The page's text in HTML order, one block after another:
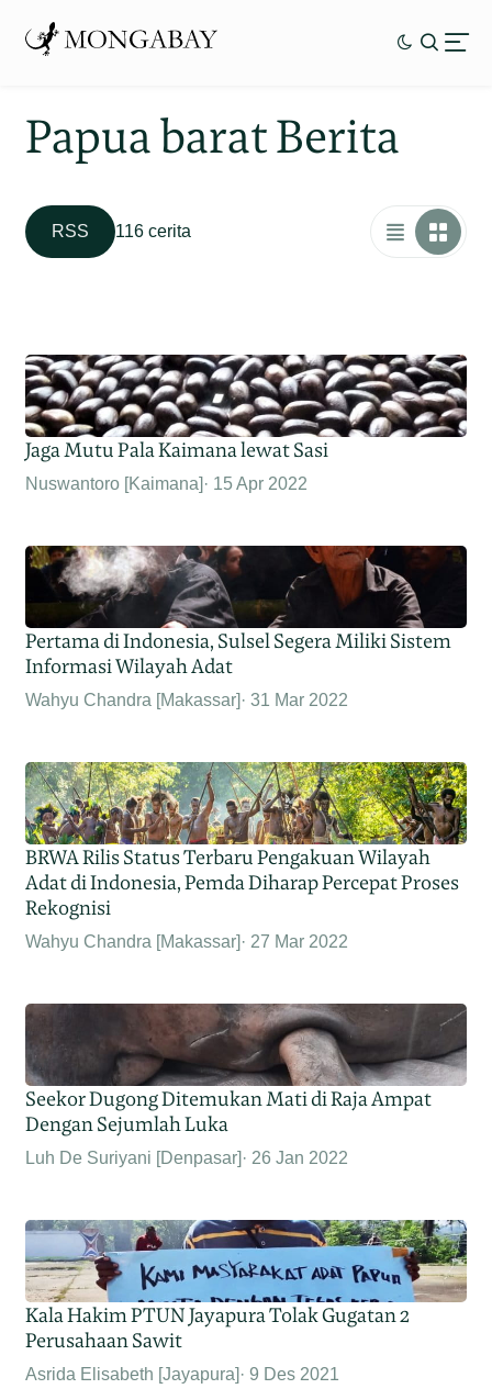
Papua barat Berita
RSS 116 cerita
Jaga Mutu Pala Kaimana lewat Sasi
Nuswantoro [Kaimana] 15 Apr 2022
Pertama di Indonesia, Sulsel Segera Miliki Sistem
Informasi Wilayah Adat
Wahyu Chandra [Makassar] 31 Mar 2022
BRWA Rilis Status Terbaru Pengakuan Wilayah
Adat di Indonesia, Pemda Diharap Percepat Proses
Rekognisi
Wahyu Chandra [Makassar] 27 Mar 2022
Seekor Dugong Ditemukan Mati di Raja Ampat
Dengan Sejumlah Luka
Luh De Suriyani [Denpasar] 26 Jan 2022
Kala Hakim PTUN Jayapura Tolak Gugatan 2
Perusahaan Sawit
Asrida Elisabeth [Jayapura] 9 Des 2021